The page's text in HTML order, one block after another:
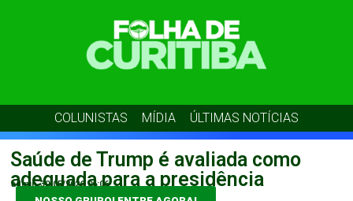
COLUNISTAS MÍDIA ÚLTIMAS NOTÍCIAS
Saúde de Trump é avaliada como
adequada para a presidência
admin 30/05/2026 06:06